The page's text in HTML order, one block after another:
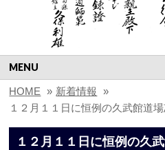
MENU
HOME » 新着情報 »
１２月１１日に恒例の久武館道
１２月１１日に恒例の久